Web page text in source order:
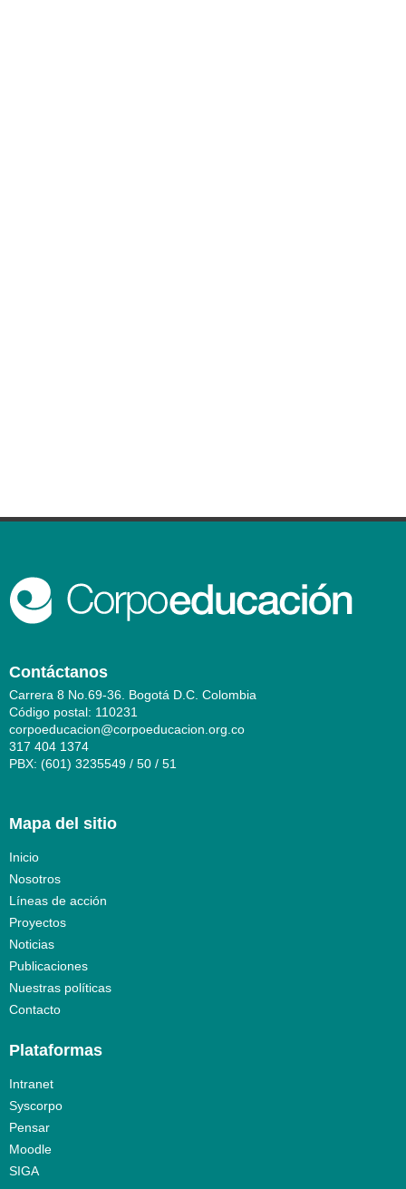
Contáctanos
Carrera 8 No.69-36. Bogotá D.C. Colombia
Código postal: 110231
corpoeducacion@corpoeducacion.org.co
317 404 1374
PBX: (601) 3235549 / 50 / 51
Mapa del sitio
Inicio
Nosotros
Líneas de acción
Proyectos
Noticias
Publicaciones
Nuestras políticas
Contacto
Plataformas
Intranet
Syscorpo
Pensar
Moodle
SIGA